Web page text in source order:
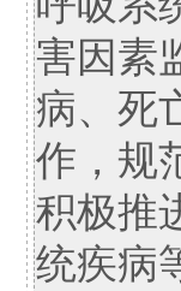
害因素
病、死
作，规
积极推
统疾病